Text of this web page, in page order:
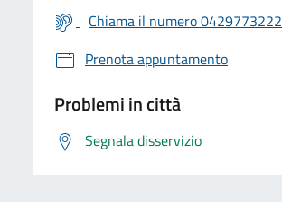
Chiama il numero 0429773222
Prenota appuntamento
Problemi in città
Segnala disservizio